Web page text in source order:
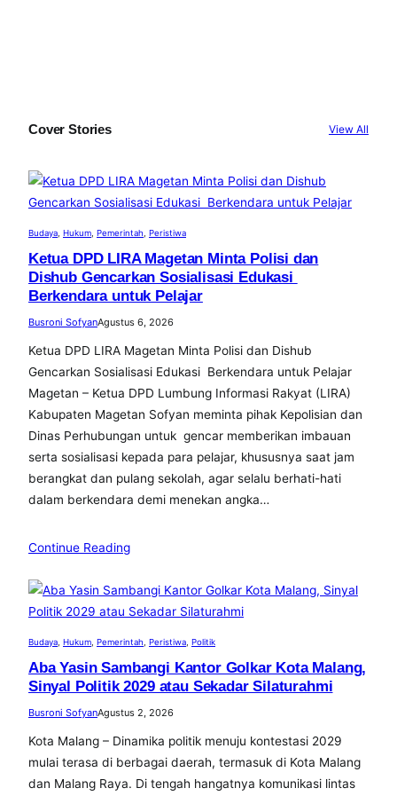
Cover Stories View All
Budaya Hukum Pemerintah Peristiwa
Ketua DPD LIRA Magetan Minta Polisi dan
Dishub Gencarkan Sosialisasi Edukasi
Berkendara untuk Pelajar
Busroni SofyanAgustus 6, 2026
Ketua DPD LIRA Magetan Minta Polisi dan Dishub
Gencarkan Sosialisasi Edukasi Berkendara untuk Pelajar
Magetan – Ketua DPD Lumbung Informasi Rakyat (LIRA)
Kabupaten Magetan Sofyan meminta pihak Kepolisian dan
Dinas Perhubungan untuk gencar memberikan imbauan
serta sosialisasi kepada para pelajar, khususnya saat jam
berangkat dan pulang sekolah, agar selalu berhati-hati
dalam berkendara demi menekan angka…
Continue Reading
Budaya Hukum Pemerintah Peristiwa Politik
Aba Yasin Sambangi Kantor Golkar Kota Malang,
Sinyal Politik 2029 atau Sekadar Silaturahmi
Busroni SofyanAgustus 2, 2026
Kota Malang – Dinamika politik menuju kontestasi 2029
mulai terasa di berbagai daerah, termasuk di Kota Malang
dan Malang Raya. Di tengah hangatnya komunikasi lintas